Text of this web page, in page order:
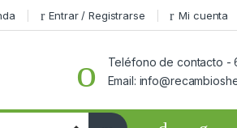
Entrar / Registrarse Mi cuenta
Teléfono de contacto -
Email: